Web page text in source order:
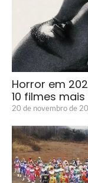
Horror em
10 filmes
20 de novembro de